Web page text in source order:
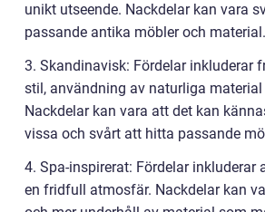
unikt utseende. Nackdelar kan vara
passande antika möbler och material.
3. Skandinavisk: Fördelar inkluderar
stil, användning av naturliga
Nackdelar kan vara att det kan
vissa och svårt att hitta passande
4. Spa-inspirerat: Fördelar inkluderar
en fridfull atmosfär. Nackdelar kan